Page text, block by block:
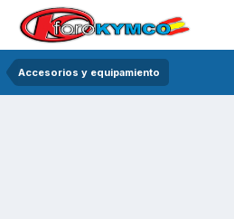
Accesorios y equipamiento